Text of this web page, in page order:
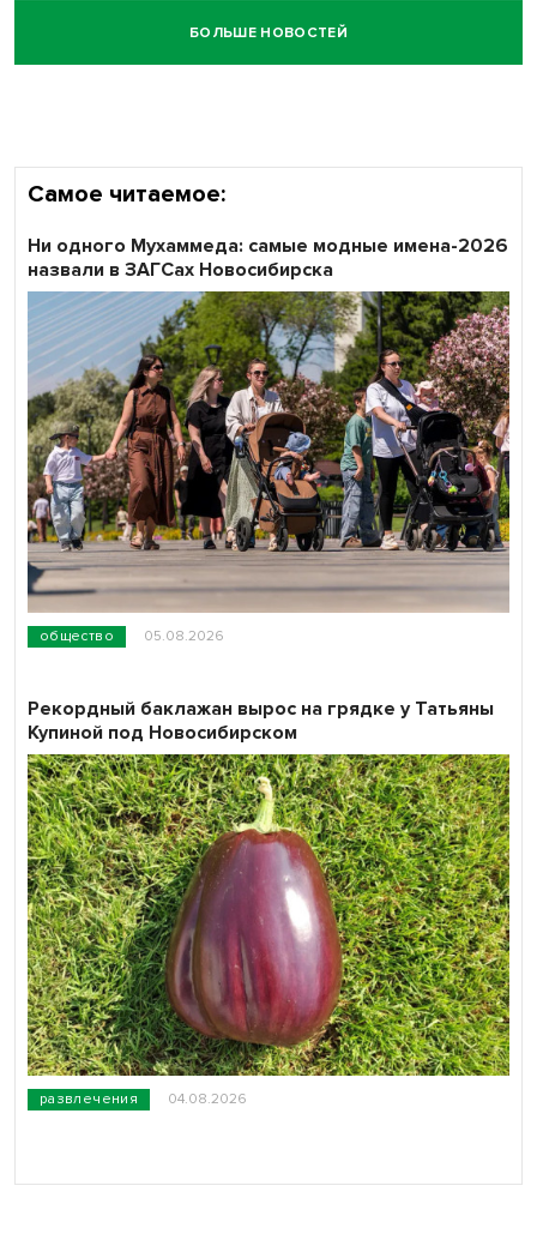
БОЛЬШЕ НОВОСТЕЙ
Самое читаемое:
общество 05.08.2026
Ни одного Мухаммеда: самые модные имена-2026
назвали в ЗАГСах Новосибирска
развлечения 04.08.2026
Рекордный баклажан вырос на грядке у Татьяны
Купиной под Новосибирском